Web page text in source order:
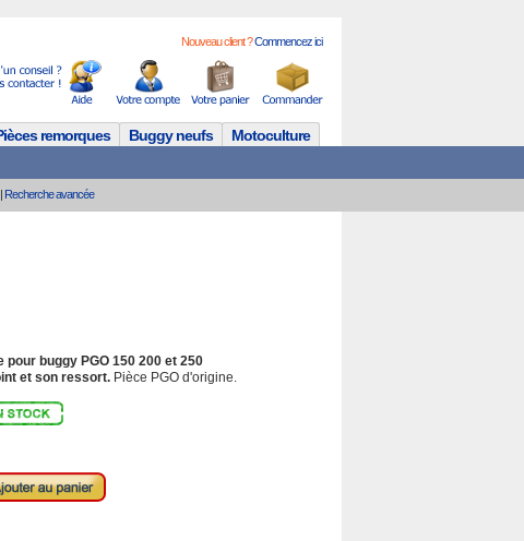
Nouveau client ?Commencez ici
remorques Buggy neufs Motoculture
| Recherche avancée
pour buggy PGO 150 200 et 250
et son ressort. Pièce PGO d'origine.